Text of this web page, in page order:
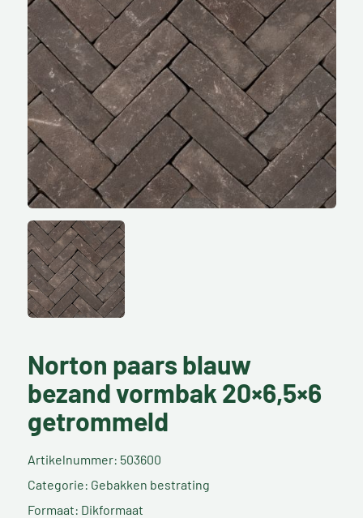
Norton paars blauw
bezand vormbak 20×6,5×6
getrommeld
Artikelnummer: 503600
Categorie: Gebakken bestrating
Formaat: Dikformaat